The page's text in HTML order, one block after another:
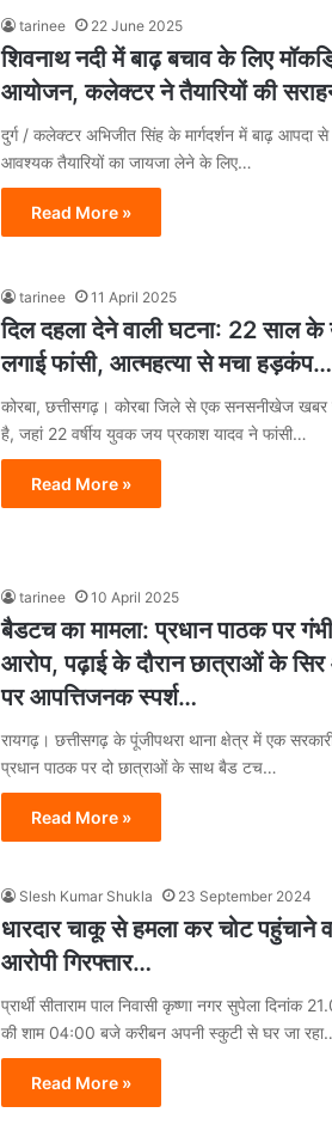
tarinee 22 June 2025
शिवनाथ नदी में बाढ़ बचाव के लिए
आयोजन, कलेक्टर ने तैयारियों की
दुर्ग / कलेक्टर अभिजीत सिंह के मार्गदर्शन में बाढ़ आपदा
आवश्यक तैयारियों का जायजा लेने के लिए…
Read More »
tarinee 11 April 2025
दिल दहला देने वाली घटना: 22 साल
लगाई फांसी, आत्महत्या से मचा हड़कंप…
कोरबा, छत्तीसगढ़। कोरबा जिले से एक सनसनीखेज
है, जहां 22 वर्षीय युवक जय प्रकाश यादव ने फांसी…
Read More »
tarinee 10 April 2025
बैडटच का मामला: प्रधान पाठक पर
आरोप, पढ़ाई के दौरान छात्राओं के
पर आपत्तिजनक स्पर्श…
रायगढ़। छत्तीसगढ़ के पूंजीपथरा थाना क्षेत्र में एक
प्रधान पाठक पर दो छात्राओं के साथ बैड टच…
Read More »
Slesh Kumar Shukla 23 September 2024
धारदार चाकू से हमला कर चोट पहुंचाने
आरोपी गिरफ्तार…
प्रार्थी सीताराम पाल निवासी कृष्णा नगर सुपेला दिनांक
की शाम 04ः00 बजे करीबन अपनी स्कुटी से घर जा
Read More »